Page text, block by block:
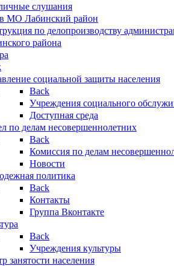
слушания
МО Лабинский район
по делопроизводству
района
социальной защиты населения
Back
Учреждения социального
Доступная среда
по делам несовершеннолетних
Back
Комиссия по делам
Новости
политика
Back
Контакты
Группа Вконтакте
Back
Учреждения культуры
занятости населения